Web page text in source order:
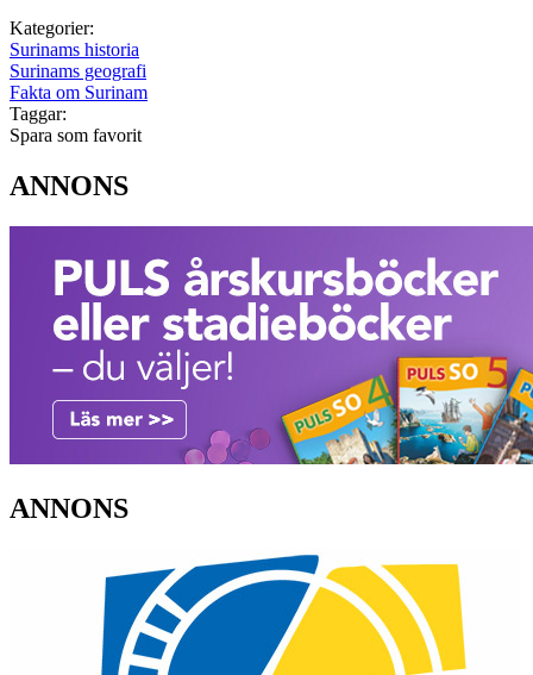
Kategorier:
Surinams historia
Surinams geografi
Fakta om Surinam
Taggar:
Spara som favorit
ANNONS
ANNONS